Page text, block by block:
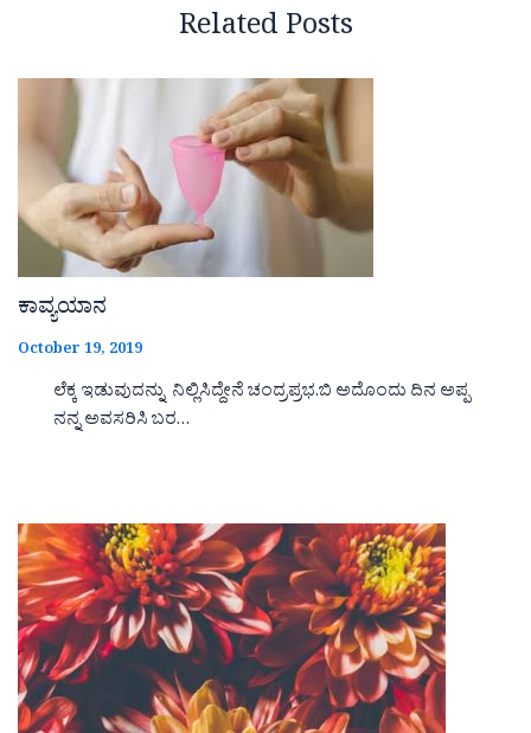
Related Posts
ಕಾವ್ಯಯಾನ
October 19, 2019
ಲೆಕ್ಕ ಇಡುವುದನ್ನು ನಿಲ್ಲಿಸಿದ್ದೇನೆ ಚಂದ್ರಪ್ರಭ.ಬಿ ಅದೊಂದು ದಿನ ಅಪ್ಪ
ನನ್ನ ಅವಸರಿಸಿ ಬರ…